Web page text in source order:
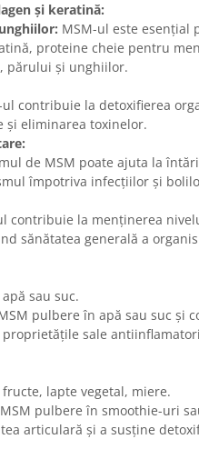
și keratină:
MSM-ul este esențial
proteine cheie pentru
părului și unghiilor.
ul contribuie la detoxifierea
și eliminarea toxinelor.
de MSM poate ajuta la
împotriva infecțiilor și
contribuie la menținerea
sănătatea generală a
sau suc.
pulbere în apă sau suc și
sale
lapte vegetal, miere.
pulbere în smoothie-uri
articulară și a susține